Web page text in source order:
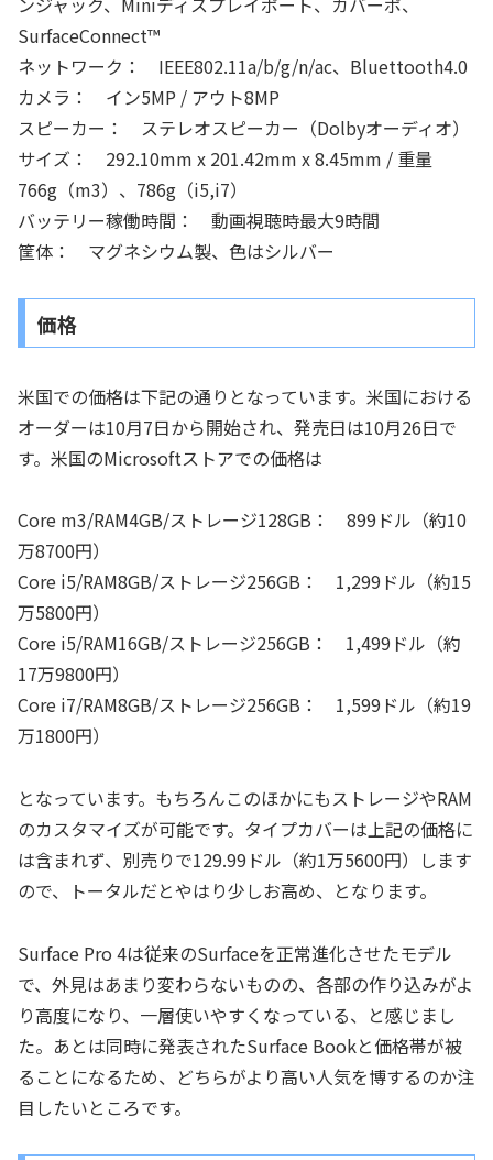
SurfaceConnect™
ネットワーク： IEEE802.11a/b/g/n/ac、Bluettooth4.0
カメラ： イン5MP / アウト8MP
スピーカー： ステレオスピーカー（Dolbyオーディオ）
サイズ： 292.10mm x 201.42mm x 8.45mm / 重量
766g（m3）、786g（i5,i7）
バッテリー稼働時間： 動画視聴時最大9時間
筐体： マグネシウム製、色はシルバー
価格
米国での価格は下記の通りとなっています。米国における
オーダーは10月7日から開始され、発売日は10月26日で
す。米国のMicrosoftストアでの価格は
Core m3/RAM4GB/ストレージ128GB： 899ドル（約10
万8700円）
Core i5/RAM8GB/ストレージ256GB： 1,299ドル（約15
万5800円）
Core i5/RAM16GB/ストレージ256GB： 1,499ドル（約
17万9800円）
Core i7/RAM8GB/ストレージ256GB： 1,599ドル（約19
万1800円）
となっています。もちろんこのほかにもストレージやRAM
のカスタマイズが可能です。タイプカバーは上記の価格に
は含まれず、別売りで129.99ドル（約1万5600円）します
ので、トータルだとやはり少しお高め、となります。
Surface Pro 4は従来のSurfaceを正常進化させたモデル
で、外見はあまり変わらないものの、各部の作り込みがよ
り高度になり、一層使いやすくなっている、と感じまし
た。あとは同時に発表されたSurface Bookと価格帯が被
ることになるため、どちらがより高い人気を博するのか注
目したいところです。